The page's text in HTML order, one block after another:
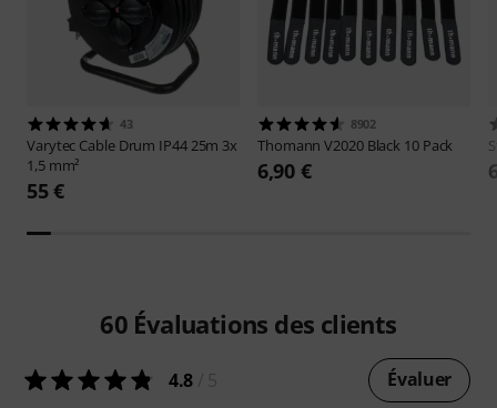
43
Varytec Cable Drum IP44 25m 3x
1,5 mm²
55 €
8902
ThomannV2020 Black 10 Pack
6,90 €
60 Évaluations des clients
4.8 Évaluer